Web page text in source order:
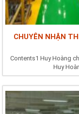
CHUYÊN NHẬN
Contents1 Huy Hoàng
Huy